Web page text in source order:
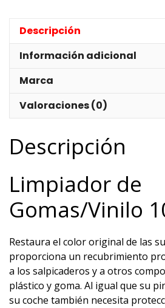
Descripción
Información adicional
Marca
Valoraciones (0)
Descripción
Limpiador de
Gomas/Vinilo
Restaura el color original de las
proporciona un recubrimiento
a los salpicaderos y a otros
plástico y goma. Al igual que su
su coche también necesita